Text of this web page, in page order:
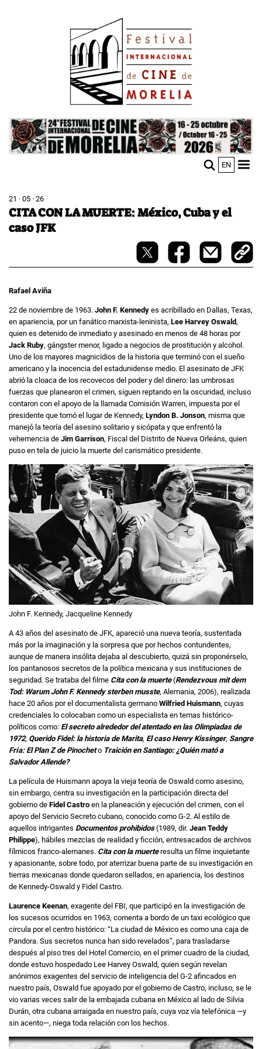
Image
EN
21 · 05 · 26
CITA CON LA MUERTE: México, Cuba y el
caso JFK
Rafael Aviña
22 de noviembre de 1963. John F. Kennedy es acribillado en Dallas, Texas,
en apariencia, por un fanático marxista-leninista, Lee Harvey Oswald,
quien es detenido de inmediato y asesinado en menos de 48 horas por
Jack Ruby, gángster menor, ligado a negocios de prostitución y alcohol.
Uno de los mayores magnicidios de la historia que terminó con el sueño
americano y la inocencia del estadunidense medio. El asesinato de JFK
abrió la cloaca de los recovecos del poder y del dinero: las umbrosas
fuerzas que planearon el crimen, siguen reptando en la oscuridad, incluso
contaron con el apoyo de la llamada Comisión Warren, impuesta por el
presidente que tomó el lugar de Kennedy, Lyndon B. Jonson, misma que
manejó la teoría del asesino solitario y sicópata y que enfrentó la
vehemencia de Jim Garrison, Fiscal del Distrito de Nueva Orleáns, quien
puso en tela de juicio la muerte del carismático presidente.
John F. Kennedy, Jacqueline Kennedy
A 43 años del asesinato de JFK, apareció una nueva teoría, sustentada
más por la imaginación y la sorpresa que por hechos contundentes,
aunque de manera insólita dejaba al descubierto, quizá sin proponérselo,
los pantanosos secretos de la política mexicana y sus instituciones de
seguridad. Se trataba del filme Cita con la muerte(Rendezvous mit dem
Tod: Warum John F. Kennedy sterben musste, Alemania, 2006), realizada
hace 20 años por el documentalista germano Wilfried Huismann, cuyas
credenciales lo colocaban como un especialista en temas histórico-
políticos como: El secreto alrededor del atentado en las Olimpiadas de
1972, Querido Fidel: la historia de Marita, El caso Henry Kissinger, Sangre
Fría: El Plan Z de Pinocheto Traición en Santiago: ¿Quién mató a
Salvador Allende?
La película de Huismann apoya la vieja teoría de Oswald como asesino,
sin embargo, centra su investigación en la participación directa del
gobierno de Fidel Castro en la planeación y ejecución del crimen, con el
apoyo del Servicio Secreto cubano, conocido como G-2. Al estilo de
aquellos intrigantes Documentos prohibidos(1989, dir. Jean Teddy
Philippe), hábiles mezclas de realidad y ficción, entresacados de archivos
fílmicos franco-alemanes. Cita con la muerteresulta un filme inquietante
y apasionante, sobre todo, por aterrizar buena parte de su investigación en
tierras mexicanas donde quedaron sellados, en apariencia, los destinos
de Kennedy-Oswald y Fidel Castro.
Laurence Keenan, exagente del FBI, que participó en la investigación de
los sucesos ocurridos en 1963, comenta a bordo de un taxi ecológico que
circula por el centro histórico: “La ciudad de México es como una caja de
Pandora. Sus secretos nunca han sido revelados”, para trasladarse
después al piso tres del Hotel Comercio, en el primer cuadro de la ciudad,
donde estuvo hospedado Lee Harvey Oswald, quien según revelan
anónimos exagentes del servicio de inteligencia del G-2 afincados en
nuestro país, Oswald fue apoyado por el gobierno de Castro, incluso, se le
vio varias veces salir de la embajada cubana en México al lado de Silvia
Durán, otra cubana arraigada en nuestro país, cuya voz vía telefónica —y
sin acento—, niega toda relación con los hechos.